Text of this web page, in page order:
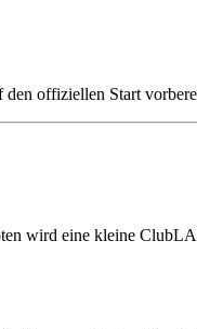
offiziellen Start
wird eine kleine